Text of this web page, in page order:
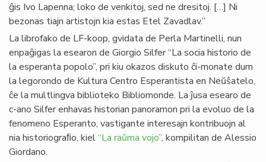
ĝis Ivo Lapenna; loko de venkitoj, sed ne dresitoj. […] Ni
bezonas tiajn artistojn kia estas Etel Zavadlav.”
La librofako de LF-koop, gvidata de Perla Martinelli, nun
enpaĝigas la esearon de Giorgio Silfer “La socia historio de
la esperanta popolo”, pri kiu okazos diskuto ĉi-monate dum
la legorondo de Kultura Centro Esperantista en Neŭŝatelo,
ĉe la multlingva biblioteko Bibliomonde. La ĵusa esearo de
c-ano Silfer enhavas historian panoramon pri la evoluo de la
fenomeno Esperanto, vastigante interesajn kontribuojn al
nia historiograﬁo, kiel“La raŭma vojo”, kompilitan de Alessio
Giordano.